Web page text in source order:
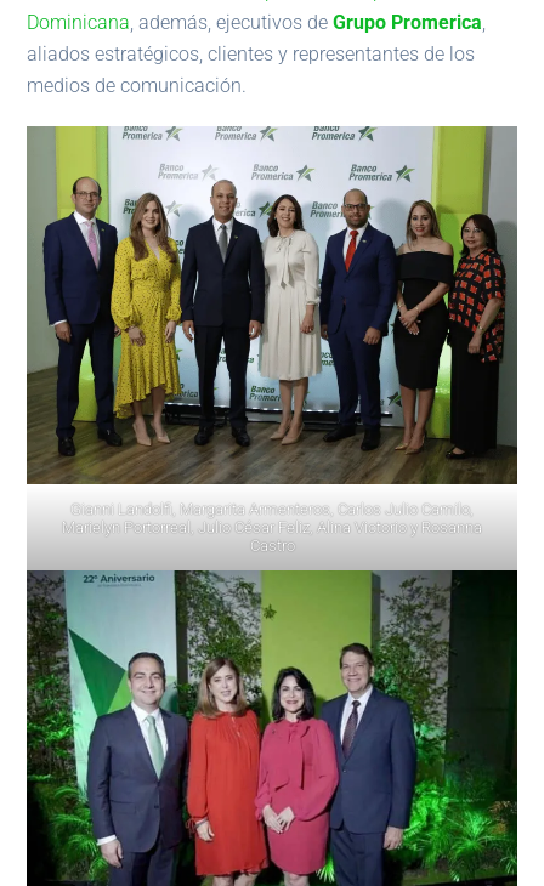
Dominicana , además, ejecutivos deGrupo Promerica
aliados estratégicos, clientes y representantes de los
medios de comunicación.
Gianni Landolfi, Margarita Armenteros, Carlos Julio Camilo,
Marielyn Portorreal, Julio César Feliz, Alina Victorio y Rosanna
Castro